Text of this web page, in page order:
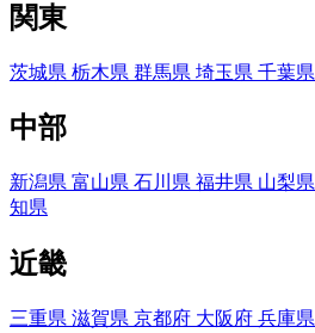
関東
茨城県 栃木県 群馬県 埼玉県 千葉県
中部
新潟県 富山県 石川県 福井県 山梨県
知県
近畿
三重県 滋賀県 京都府 大阪府 兵庫県